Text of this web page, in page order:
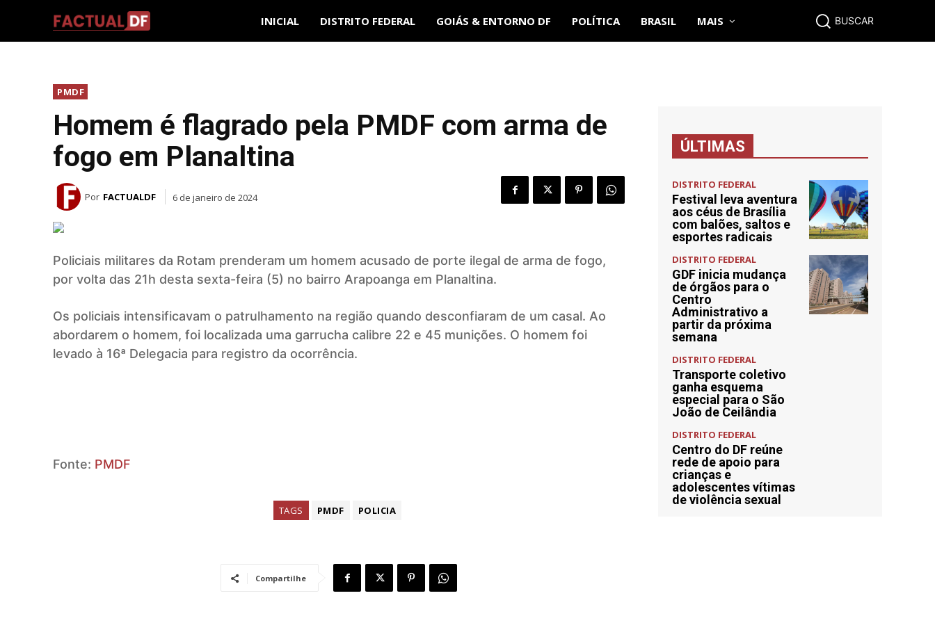
INICIAL DISTRITO FEDERAL GOIÁS & ENTORNO DF POLÍTICA BRASIL MAIS BUSCAR
PMDF
Homem é flagrado pela PMDF com arma de
fogo em Planaltina
Por FACTUALDF 6 de janeiro de 2024
Policiais militares da Rotam prenderam um homem acusado de porte ilegal de arma de fogo,
por volta das 21h desta sexta-feira (5) no bairro Arapoanga em Planaltina.
Os policiais intensificavam o patrulhamento na região quando desconfiaram de um casal. Ao
abordarem o homem, foi localizada uma garrucha calibre 22 e 45 munições. O homem foi
levado à 16ª Delegacia para registro da ocorrência.
Fonte: PMDF
TAGS PMDF POLICIA
Compartilhe
ÚLTIMAS
DISTRITO FEDERAL
Festival leva aventura
aos céus de Brasília
com balões, saltos e
esportes radicais
DISTRITO FEDERAL
GDF inicia mudança
de órgãos para o
Centro
Administrativo a
partir da próxima
semana
DISTRITO FEDERAL
Transporte coletivo
ganha esquema
especial para o São
João de Ceilândia
DISTRITO FEDERAL
Centro do DF reúne
rede de apoio para
crianças e
adolescentes vítimas
de violência sexual